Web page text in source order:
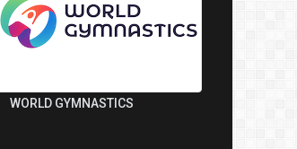
WORLD GYMNASTICS